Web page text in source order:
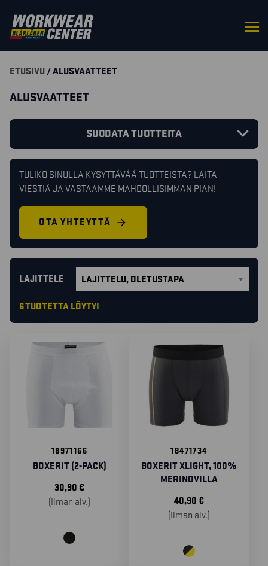
ETUSIVU / ALUSVAATTEET
ALUSVAATTEET
SUODATA TUOTTEITA
TULIKO SINULLA KYSYTTÄVÄÄ TUOTTEISTA? LAITA
VIESTIÄ JA VASTAAMME MAHDOLLISIMMAN PIAN!
OTA YHTEYTTÄ
LAJITTELE
6 TUOTETTA LÖYTYI
18971166
BOXERIT (2-PACK)
30,90 €
(Ilman alv.)
18471734
BOXERIT XLIGHT, 100%
MERINOVILLA
40,90 €
(Ilman alv.)